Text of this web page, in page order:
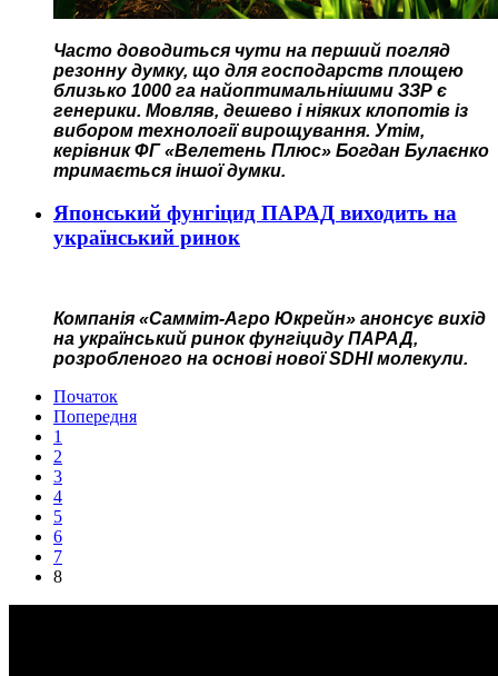
Часто доводиться чути на перший погляд
резонну думку, що для господарств площею
близько 1000 га найоптимальнішими ЗЗР є
генерики. Мовляв, дешево і ніяких клопотів із
вибором технології вирощування. Утім,
керівник ФГ «Велетень Плюс» Богдан Булаєнко
тримається іншої думки.
Японський фунгіцид ПАРАД виходить на
український ринок
Компанія «Самміт-Агро Юкрейн» анонсує вихід
на український ринок фунгіциду ПАРАД,
розробленого на основі нової SDHI молекули.
Початок
Попередня
1
2
3
4
5
6
7
8